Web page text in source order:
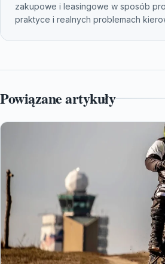
zakupowe i leasingowe w sposób
praktyce i realnych problemach
Powiązane artykuły